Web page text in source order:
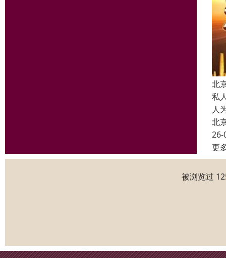
北
私
人
北
26-
更
被浏览过